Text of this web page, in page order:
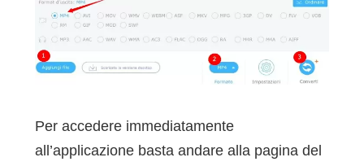
Per accedere immediatamente
all’applicazione basta andare alla pagina del